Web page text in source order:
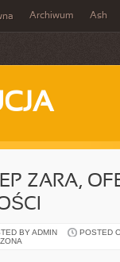
Archiwum Ash
ZARA,
BY ADMIN POSTED